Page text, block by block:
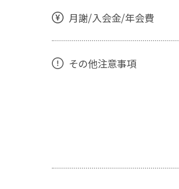
月謝/入会金/年会費
その他注意事項